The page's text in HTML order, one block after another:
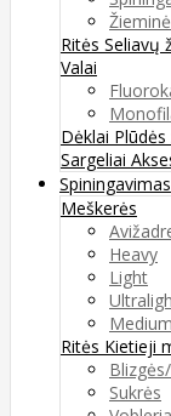
Ritės Seliavų
Valai
Dėklai
Sargeliai
Spiningavimas
Meškerės
Heavy
Light
Ritės Kietieji
Sukrės